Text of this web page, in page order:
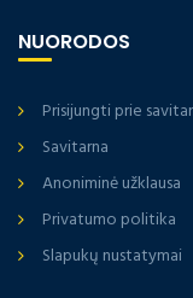
NUORODOS
Prisijungti prie
Savitarna
Anoniminė užklausa
Privatumo politika
Slapukų nustatymai